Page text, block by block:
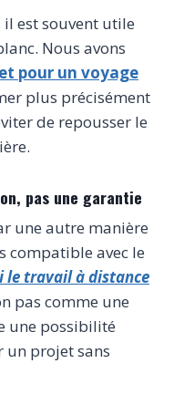
est souvent utile
Nous avons
pour un voyage
plus précisément
de repousser le
pas une garantie
une autre manière
compatible avec le
le travail à distance
pas comme une
une possibilité
un projet sans